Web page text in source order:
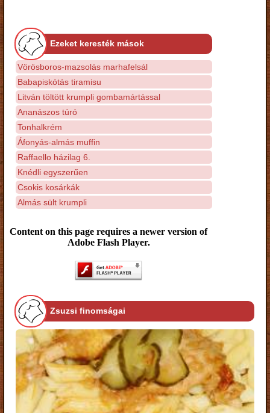
Ezeket keresték mások
Vörösboros-mazsolás marhafelsál
Babapiskótás tiramisu
Litván töltött krumpli gombamártással
Ananászos túró
Tonhalkrém
Áfonyás-almás muffin
Raffaello házilag 6.
Knédli egyszerűen
Csokis kosárkák
Almás sült krumpli
Content on this page requires a newer version of
Adobe Flash Player.
Zsuzsi finomságai